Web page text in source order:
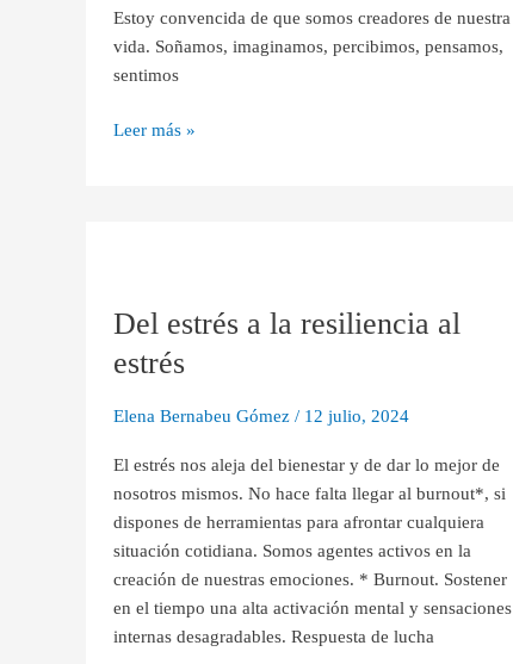
Estoy convencida de que somos creadores de nuestra
vida. Soñamos, imaginamos, percibimos, pensamos,
sentimos
Leer más »
Del estrés a la resiliencia al
estrés
Elena Bernabeu Gómez / 12 julio, 2024
El estrés nos aleja del bienestar y de dar lo mejor de
nosotros mismos. No hace falta llegar al burnout*, si
dispones de herramientas para afrontar cualquiera
situación cotidiana. Somos agentes activos en la
creación de nuestras emociones. * Burnout. Sostener
en el tiempo una alta activación mental y sensaciones
internas desagradables. Respuesta de lucha
a
resiliencia